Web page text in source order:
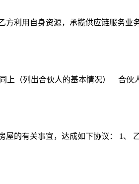
用自身资源，承揽供应链服务业
上（列出合伙人的基本情况） 合伙
的有关事宜，达成如下协议： 1、